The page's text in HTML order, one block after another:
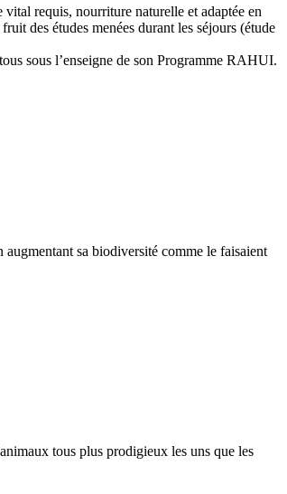
vital requis, nourriture naturelle et adaptée en
des études menées durant les séjours (étude
sous l’enseigne de son Programme RAHUI.
sa biodiversité comme le faisaient
tous plus prodigieux les uns que les